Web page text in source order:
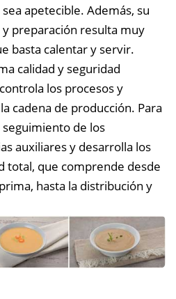
apetecible. Además, su
preparación resulta muy
basta calentar y servir.
calidad y seguridad
los procesos y
cadena de producción. Para
de los
auxiliares y desarrolla los
total, que comprende desde
hasta la distribución y